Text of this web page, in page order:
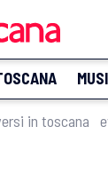
in toscana